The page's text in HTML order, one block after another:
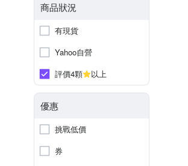
商品狀況
有現貨
Yahoo自營
評價4顆
以上
優惠
挑戰低價
券